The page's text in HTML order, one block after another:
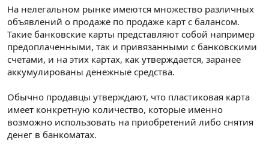
На нелегальном рынке имеются множество различных
объявлений о продаже по продаже карт с балансом.
Такие банковские карты представляют собой например
предоплаченными, так и привязанными с банковскими
счетами, и на этих картах, как утверждается, заранее
аккумулированы денежные средства.
Обычно продавцы утверждают, что пластиковая карта
имеет конкретную количество, которые именно
возможно использовать на приобретений либо снятия
денег в банкоматах.